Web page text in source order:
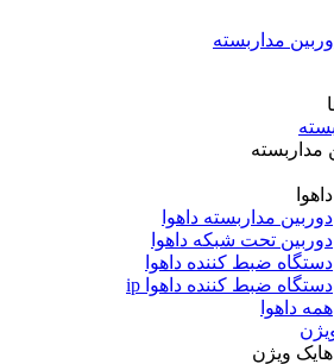
مداربسته
داهوا
دوربین مداربسته داهوا
دوربین تحت شبکه داهوا
دستگاه ضبط کننده داهوا
دستگاه ضبط کننده داهوا ip
همه داهوا
هایک ویژن